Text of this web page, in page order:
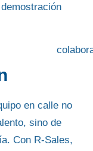
en calle no
sino de
. Con R-Sales,